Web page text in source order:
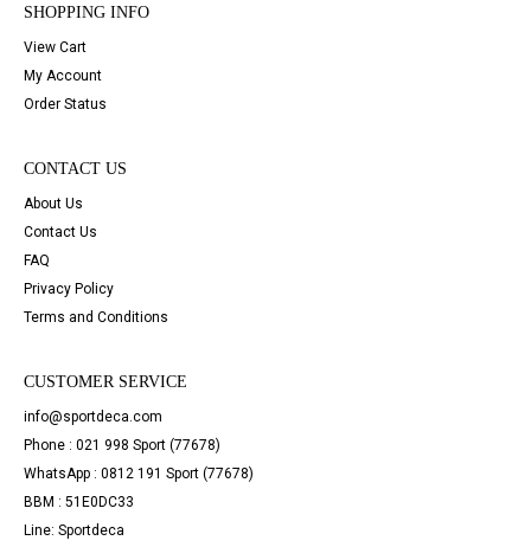
SHOPPING INFO
View Cart
My Account
Order Status
CONTACT US
About Us
Contact Us
FAQ
Privacy Policy
Terms and Conditions
CUSTOMER SERVICE
info@sportdeca.com
Phone : 021 998 Sport (77678)
WhatsApp : 0812 191 Sport (77678)
BBM : 51E0DC33
Line: Sportdeca